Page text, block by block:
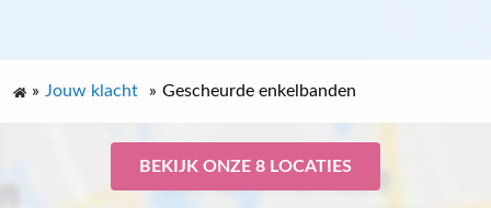
» Jouw klacht » Gescheurde enkelbanden
BEKIJK ONZE 8 LOCATIES